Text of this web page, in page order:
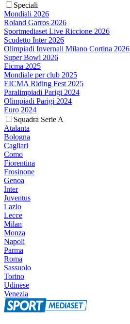
Speciali
Mondiali 2026
Roland Garros 2026
Sportmediaset Live Riccione 2026
Scudetto Inter 2026
Olimpiadi Invernali Milano Cortina 2026
Super Bowl 2026
Eicma 2025
Mondiale per club 2025
EICMA Riding Fest 2025
Paralimpiadi Parigi 2024
Olimpiadi Parigi 2024
Euro 2024
Squadra Serie A
Atalanta
Bologna
Cagliari
Como
Fiorentina
Frosinone
Genoa
Inter
Juventus
Lazio
Lecce
Milan
Monza
Napoli
Parma
Roma
Sassuolo
Torino
Udinese
Venezia